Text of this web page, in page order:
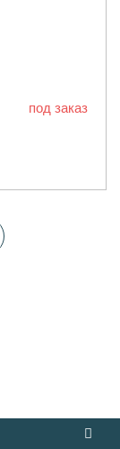
под заказ